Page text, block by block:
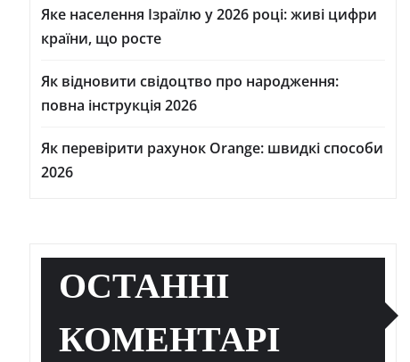
Яке населення Ізраїлю у 2026 році: живі цифри
країни, що росте
Як відновити свідоцтво про народження:
повна інструкція 2026
Як перевірити рахунок Orange: швидкі способи
2026
ОСТАННІ
КОМЕНТАРІ